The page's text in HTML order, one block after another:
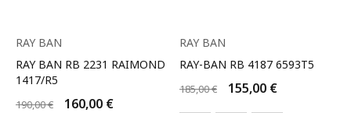
RAY BAN
RAY BAN RB 2231 RAIMOND
1417/R5
190,00€ 160,00 €
RAY BAN
RAY-BAN RB 4187 6593T5
185,00€ 155,00 €